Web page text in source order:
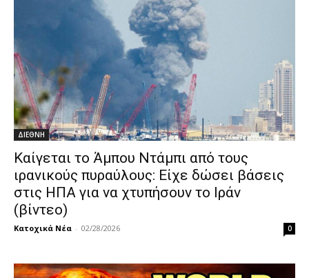
ΔΙΕΘΝΗ
Καίγεται το Άμπου Ντάμπι από τους
ιρανικούς πυραύλους: Είχε δώσει βάσεις
στις ΗΠΑ για να χτυπήσουν το Ιράν
(βίντεο)
Κατοχικά Νέα - 02/28/2026 0